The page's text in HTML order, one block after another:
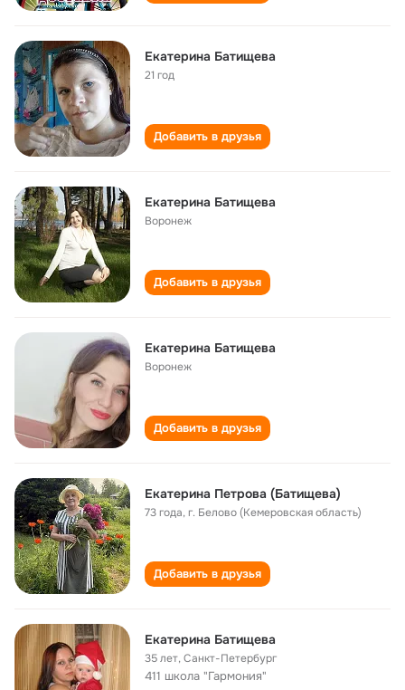
Екатерина Батищева
21 год
Добавить в друзья
Екатерина Батищева
Воронеж
Добавить в друзья
Екатерина Батищева
Воронеж
Добавить в друзья
Екатерина Петрова (Батищева)
73 года,г. Белово (Кемеровская область)
Добавить в друзья
Екатерина Батищева
35 лет,Санкт-Петербург
411 школа "Гармония"